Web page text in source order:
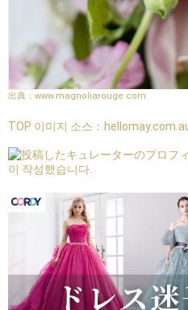
www.magnoliarouge.com
TOP 이미지 소스：
이 작성했습니다.